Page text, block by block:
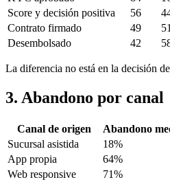
Score y decisión positiva
56
Contrato firmado
49
Desembolsado
42
La diferencia no está en la decisión
3. Abandono por canal
Canal de origen Abandono
Sucursal asistida
18%
App propia
64%
Web responsive
71%